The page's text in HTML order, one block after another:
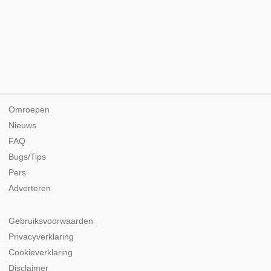
Omroepen
Nieuws
FAQ
Bugs/Tips
Pers
Adverteren
Gebruiksvoorwaarden
Privacyverklaring
Cookieverklaring
Disclaimer